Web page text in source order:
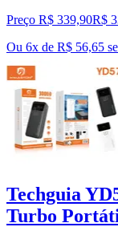
Preço R$ 339,90R$
Ou 6x de R$ 56,65
Techguia
Turbo